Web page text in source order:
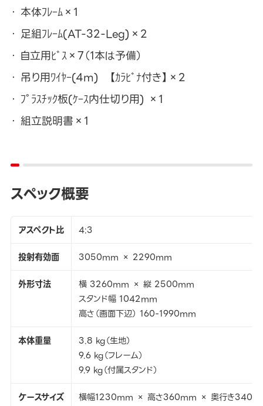
本体ﾌﾚｰﾑ×1
足組ﾌﾚｰﾑ(AT-32-Leg)×2
自立用ﾋﾞｽ×7（1本は予備）
吊り用ﾜｲﾔｰ(4m) 【ｶﾗﾋﾞﾅ付き】×2
ﾌﾟﾗｽﾁｯｸ板(ｹｰｽ内仕切り用) ×1
組立説明書×1
スペック概要
アスペクト比
4:3
投射有効面
3050mm × 2290mm
外形寸法
横 3260mm × 縦 2500mm
スタンド幅 1042mm
高さ（画面下辺） 160-1990mm
本体重量
3.8 kg（生地）
9.6 kg（フレーム）
9.9 kg（付属スタンド）
ケースサイズ
横幅1230mm × 高さ360mm × 奥行き